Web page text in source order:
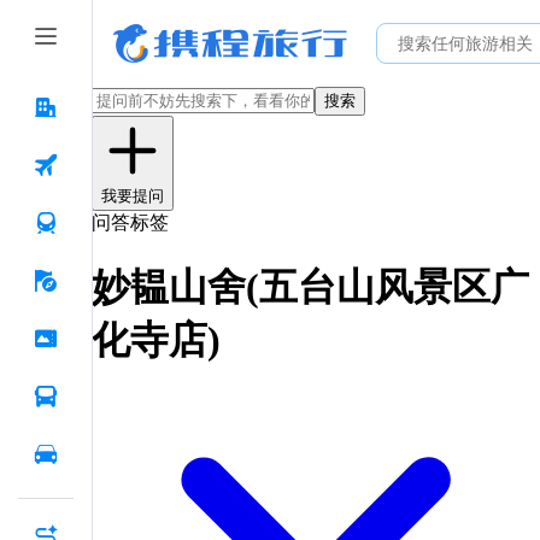
搜索
我要提问
问答标签
妙韫山舍(五台山风景区广
化寺店)